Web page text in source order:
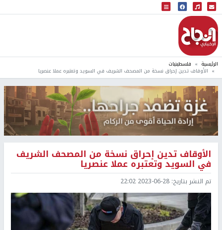
البث المباشر
إذاعة النجاح
الرئيسية فلسطينيات
الأوقاف تدين إحراق نسخة من المصحف الشريف في السويد وتعتبره عملا عنصريا
الأوقاف تدين إحراق نسخة من المصحف الشريف
في السويد وتعتبره عملا عنصريا
تم النشر بتاريخ: 2023-06-28 22:02